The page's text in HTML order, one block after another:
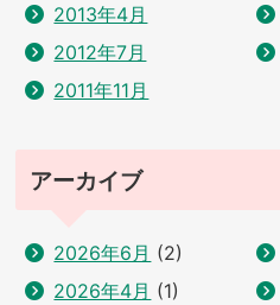
2013年4月
2012年7月
2011年11月
アーカイブ
2026年6月 (2)
2026年4月 (1)